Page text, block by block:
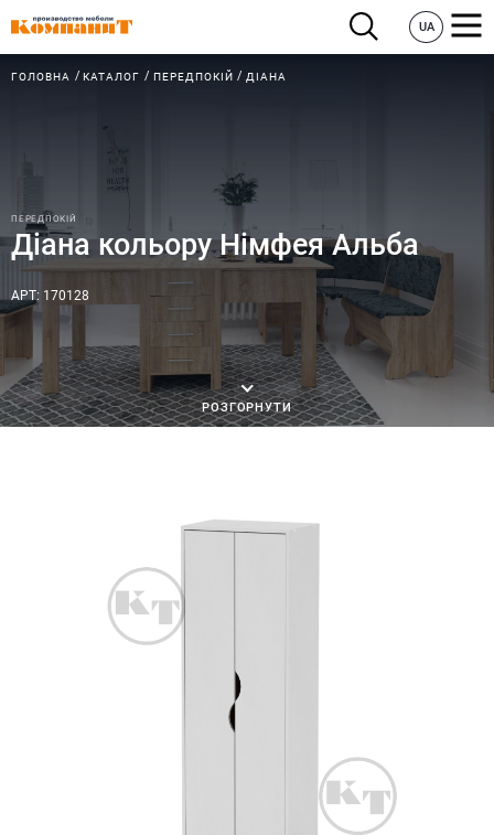
UA
ГОЛОВНА КАТАЛОГ ПЕРЕДПОКІЙ ДІАНА
ПЕРЕДПОКІЙ
Діана кольору Німфея Альба
АРТ: 170128
РОЗГОРНУТИ